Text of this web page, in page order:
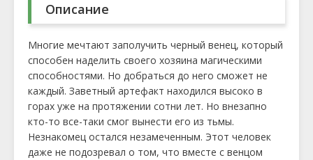
Описание
Многие мечтают заполучить черный венец, который
способен наделить своего хозяина магическими
способностями. Но добраться до него сможет не
каждый. Заветный артефакт находился высоко в
горах уже на протяжении сотни лет. Но внезапно
кто-то все-таки смог вынести его из тьмы.
Незнакомец остался незамеченным. Этот человек
даже не подозревал о том, что вместе с венцом